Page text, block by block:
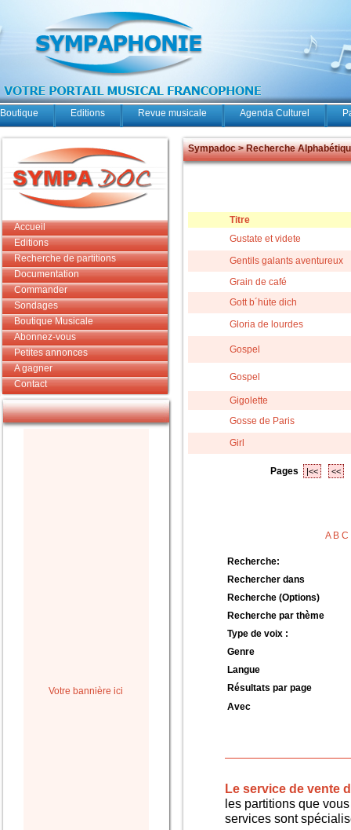
Boutique Editions Revue musicale Agenda Culturel
Accueil
Editions
Recherche de partitions
Documentation
Commander
Sondages
Boutique Musicale
Abonnez-vous
Petites annonces
A gagner
Contact
Votre bannière ici
Sympadoc > Recherche
Titre
Gustate et videte
Gentils galants aventureux
Grain de café
Gott b´hüte dich
Gloria de lourdes
Gospel
Gospel
Gigolette
Gosse de Paris
Girl
Pages |<< <<
A B C
Recherche:
Rechercher dans
Recherche (Options)
Recherche par thème
Type de voix :
Genre
Langue
Résultats par page
Avec
Le service de vente
les partitions que
services sont